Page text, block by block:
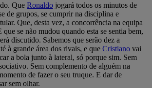
Que Ronaldo jogará todos os minutos de
de grupos, se cumprir na disciplina e
Que, desta vez, a concorrência na equipa
que se não mudou quando esta se sentia bem,
discutido. Sabemos que serão dez a
à grande área dos rivais, e que Cristiano vai
a bola junto à lateral, só porque sim. Sem
Sem complemento de alguém na
de fazer o seu truque. E dar de
sem olhar.